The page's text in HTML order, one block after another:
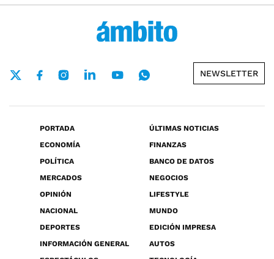
NEWSLETTER
PORTADA
ÚLTIMAS NOTICIAS
ECONOMÍA
FINANZAS
POLÍTICA
BANCO DE DATOS
MERCADOS
NEGOCIOS
OPINIÓN
LIFESTYLE
NACIONAL
MUNDO
DEPORTES
EDICIÓN IMPRESA
INFORMACIÓN GENERAL
AUTOS